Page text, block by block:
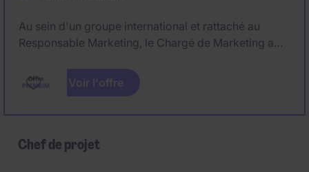
Au sein d'un groupe international et rattaché au
Responsable Marketing, le Chargé de Marketing a
du groupe pour les concessions (PLV, mobilier, etc.),
la gestion des relations avec les partenaires ainsi que
Voir l'offre
Chef de projet